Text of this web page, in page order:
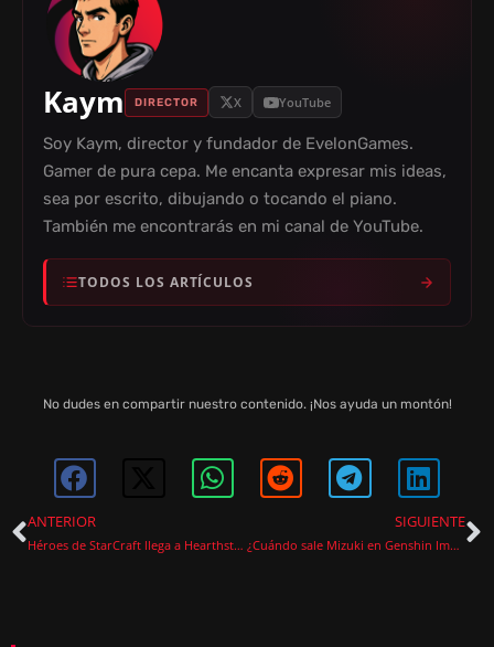
Kaym DIRECTOR X YouTube
Soy Kaym, director y fundador de EvelonGames.
Gamer de pura cepa. Me encanta expresar mis ideas,
sea por escrito, dibujando o tocando el piano.
También me encontrarás en mi canal de YouTube.
TODOS LOS ARTÍCULOS
No dudes en compartir nuestro contenido. ¡Nos ayuda un montón!
ANTERIOR
Héroes de StarCraft llega a Hearthstone con el miniset más grande de la historia
SIGUIENTE
¿Cuándo sale Mizuki en Genshin Impact? Fecha del stream 5.4 y detalles filtrados